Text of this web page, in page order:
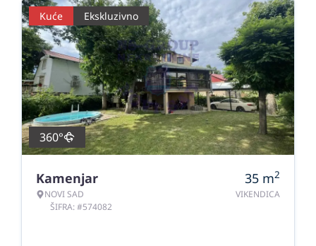
Kuće Ekskluzivno
360°
Kamenjar
NOVI SAD
ŠIFRA: #574082
35 m2
VIKENDICA